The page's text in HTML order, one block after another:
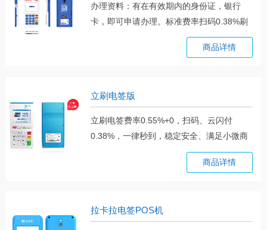
办理资料：有在有效期内的身份证，银行
卡，即可申请办理。标准费率扫码0.38%刷
商品详情
立刷电签版
立刷电签费率0.55%+0，扫码、云闪付
0.38%，一律秒到，稳定安全、满足小微商
商品详情
拉卡拉电签POS机